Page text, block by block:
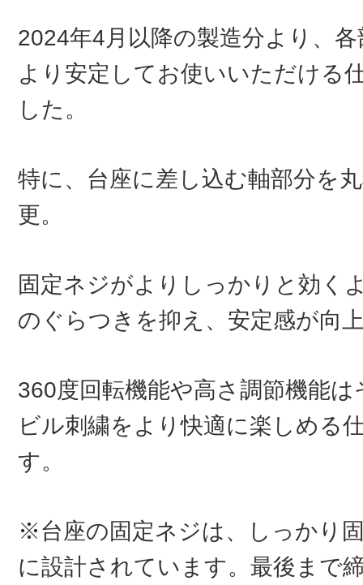
2024年4月以降の製造分より、
より安定してお使いいただける
した。
特に、台座に差し込む軸部分を
更。
固定ネジがよりしっかりと効く
のぐらつきを抑え、安定感が向
360度回転機能や高さ調節機能
ビル刺繍をより快適に楽しめる
す。
※台座の固定ネジは、しっかり
に設計されています。最後まで